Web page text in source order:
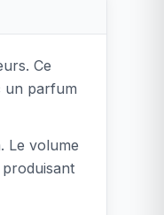
Ce
un parfum
Le volume